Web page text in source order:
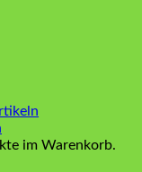
im Warenkorb.